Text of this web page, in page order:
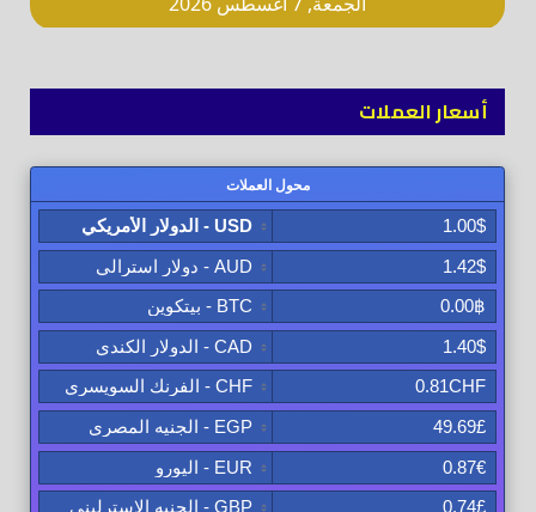
أسعار العملات